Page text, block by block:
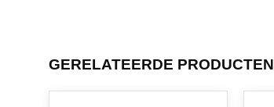
GERELATEERDE PRODUCTEN